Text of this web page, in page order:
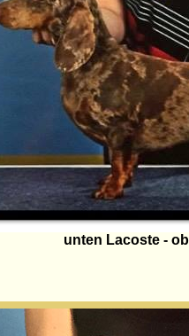
unten Lacoste -